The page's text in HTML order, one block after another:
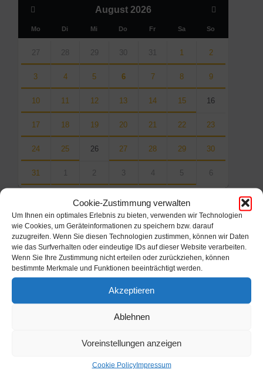
Cookie-Zustimmung verwalten
Um Ihnen ein optimales Erlebnis zu bieten, verwenden wir Technologien
wie Cookies, um Geräteinformationen zu speichern bzw. darauf
zuzugreifen. Wenn Sie diesen Technologien zustimmen, können wir Daten
wie das Surfverhalten oder eindeutige IDs auf dieser Website verarbeiten.
Wenn Sie Ihre Zustimmung nicht erteilen oder zurückziehen, können
bestimmte Merkmale und Funktionen beeinträchtigt werden.
Akzeptieren
Ablehnen
Voreinstellungen anzeigen
Cookie PolicyImpressum
August 2026
Month
Mo Di Mi Do Fr Sa So
calendar
days
27 28 29 30 31 1 2
3 4 5 6 7 8 9
10 11 12 13 14 15 16
17 18 19 20 21 22 23
24 25 26 27 28 29 30
31 1 2 3 5 6
calendar
days
Filter